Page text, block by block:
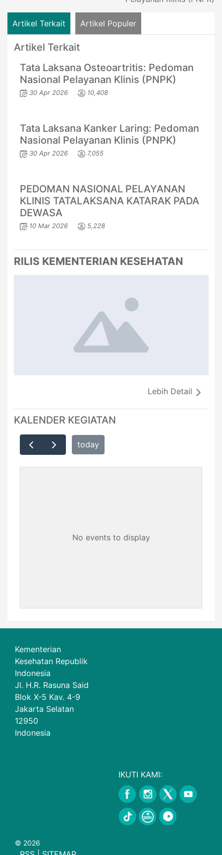
Artikel Terkait Artikel Populer
Artikel Terkait
Tata Laksana Osteoartritis: Pedoman
Nasional Pelayanan Klinis (PNPK)
30 Apr 2026 10,408
Tata Laksana Kanker Laring: Pedoman
Nasional Pelayanan Klinis (PNPK)
30 Apr 2026 7,055
PEDOMAN NASIONAL PELAYANAN
KLINIS TATALAKSANA KATARAK PADA
DEWASA
10 Mar 2026 5,228
RILIS KEMENTERIAN KESEHATAN
Lebih Detail
KALENDER KEGIATAN
today
No events to display
Kementerian
Kesehatan Republik
Indonesia
Jl. H.R. Rasuna Said
Blok X-5 Kav. 4-9
Jakarta Selatan
12950
Indonesia
IKUTI KAMI:
© 2026